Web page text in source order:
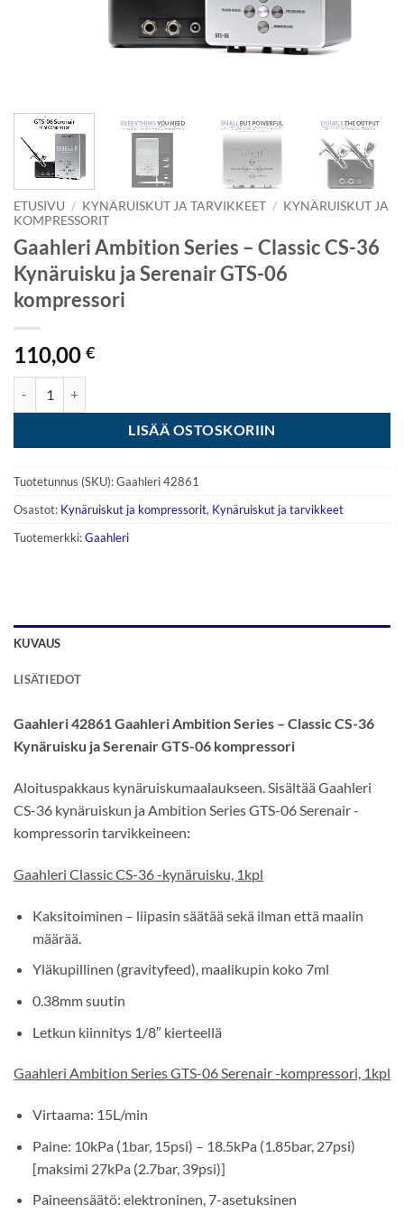
ETUSIVU / KYNÄRUISKUT JA TARVIKKEET / KYNÄRUISKUT JA
KOMPRESSORIT
Gaahleri Ambition Series – Classic CS-36
Kynäruisku ja Serenair GTS-06
kompressori
110,00 €
LISÄÄ OSTOSKORIIN
Tuotetunnus (SKU):Gaahleri 42861
Osastot: Kynäruiskut ja kompressorit, Kynäruiskut ja tarvikkeet
Tuotemerkki:Gaahleri
KUVAUS
LISÄTIEDOT
Gaahleri 42861 Gaahleri Ambition Series – Classic CS-36
Kynäruisku ja Serenair GTS-06 kompressori
Aloituspakkaus kynäruiskumaalaukseen. Sisältää Gaahleri
CS-36 kynäruiskun ja Ambition Series GTS-06 Serenair -
kompressorin tarvikkeineen:
Gaahleri Classic CS-36 -kynäruisku, 1kpl
Kaksitoiminen – liipasin säätää sekä ilman että maalin
määrää.
Yläkupillinen (gravityfeed), maalikupin koko 7ml
0.38mm suutin
Letkun kiinnitys 1/8″ kierteellä
Gaahleri Ambition Series GTS-06 Serenair -kompressori, 1kpl
Virtaama: 15L/min
Paine: 10kPa (1bar, 15psi) – 18.5kPa (1.85bar, 27psi)
[maksimi 27kPa (2.7bar, 39psi)]
Paineensäätö: elektroninen, 7-asetuksinen